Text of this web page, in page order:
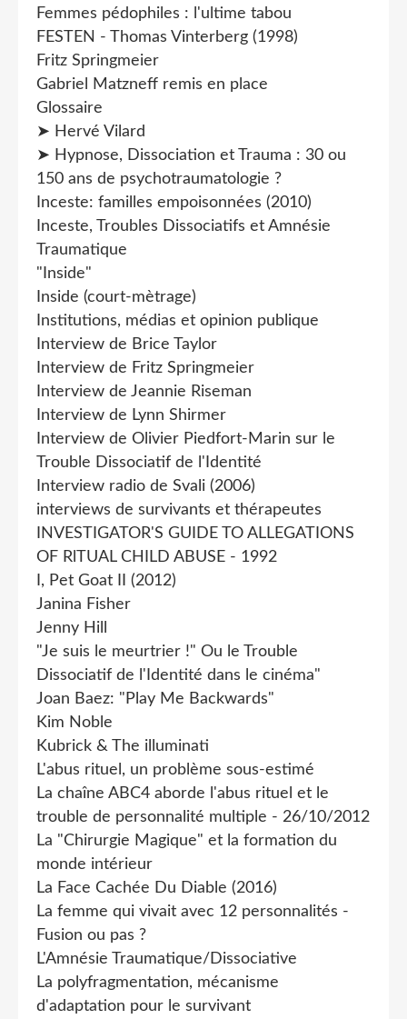
Femmes pédophiles : l'ultime tabou
FESTEN - Thomas Vinterberg (1998)
Fritz Springmeier
Gabriel Matzneff remis en place
Glossaire
➤ Hervé Vilard
➤ Hypnose, Dissociation et Trauma : 30 ou
150 ans de psychotraumatologie ?
Inceste: familles empoisonnées (2010)
Inceste, Troubles Dissociatifs et Amnésie
Traumatique
"Inside"
Inside (court-mètrage)
Institutions, médias et opinion publique
Interview de Brice Taylor
Interview de Fritz Springmeier
Interview de Jeannie Riseman
Interview de Lynn Shirmer
Interview de Olivier Piedfort-Marin sur le
Trouble Dissociatif de l'Identité
Interview radio de Svali (2006)
interviews de survivants et thérapeutes
INVESTIGATOR'S GUIDE TO ALLEGATIONS
OF RlTUAL CHILD ABUSE - 1992
I, Pet Goat II (2012)
Janina Fisher
Jenny Hill
"Je suis le meurtrier !" Ou le Trouble
Dissociatif de l'Identité dans le cinéma"
Joan Baez: "Play Me Backwards"
Kim Noble
Kubrick & The illuminati
L'abus rituel, un problème sous-estimé
La chaîne ABC4 aborde l'abus rituel et le
trouble de personnalité multiple - 26/10/2012
La "Chirurgie Magique" et la formation du
monde intérieur
La Face Cachée Du Diable (2016)
La femme qui vivait avec 12 personnalités -
Fusion ou pas ?
L'Amnésie Traumatique/Dissociative
La polyfragmentation, mécanisme
d'adaptation pour le survivant